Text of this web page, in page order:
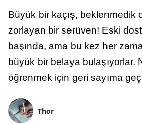
Büyük bir kaçış, beklenmedik
zorlayan bir serüven! Eski
başında, ama bu kez her
büyük bir belaya bulaşıyorlar.
öğrenmek için geri sayıma
Thor